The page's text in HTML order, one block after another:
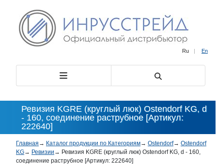
Ru | En
Ревизия KGRE (круглый люк) Ostendorf KG, d
- 160, соединение раструбное [Артикул:
222640]
Главная → Каталог продукции по Категориям→ Ostendorf→ Ostendorf
KG→ Ревизии → Ревизия KGRE (круглый люк) Ostendorf KG, d - 160,
соединение раструбное [Артикул: 222640]